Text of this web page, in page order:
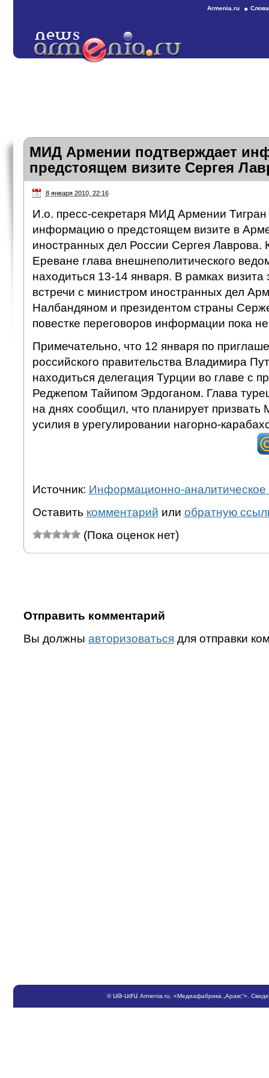
Armenia.ru
МИД Армении подтверждает
предстоящем визите Сергея
8 января 2010, 22:16
И.о. пресс-секретаря МИД Армении
информацию о предстоящем визите в
иностранных дел России Сергея Лаврова.
Ереване глава внешнеполитического
находиться 13-14 января. В рамках
встречи с министром иностранных дел
Налбандяном и президентом страны
повестке переговоров информации пока
Примечательно, что 12 января по
российского правительства Владимира
находиться делегация Турции во главе с
Реджепом Тайипом Эрдоганом. Глава
на днях сообщил, что планирует призвать
усилия в урегулировании нагорно-
Источник: Информационно-аналитическое
Оставить комментарий или обратную
(Пока оценок нет)
Отправить комментарий
Вы должны авторизоваться для отправки
©ՍԹ-ՍԺԱ Armenia.ru , «Медиафабрика „Аракс“».